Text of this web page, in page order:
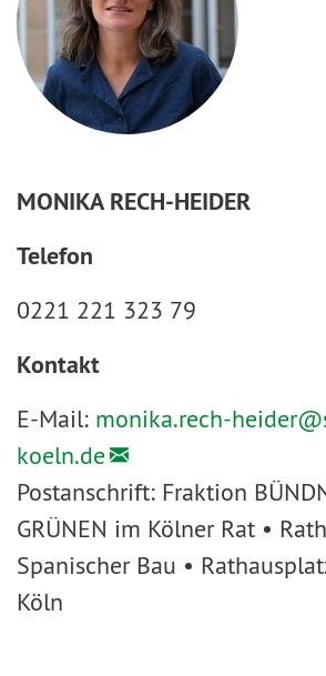
MONIKA RECH-HEIDER
Telefon
0221 221 323 79
Kontakt
E-Mail: monika.rech-heider@
koeln.de
Postanschrift: Fraktion
GRÜNEN im Kölner Rat •
Spanischer Bau •
Köln